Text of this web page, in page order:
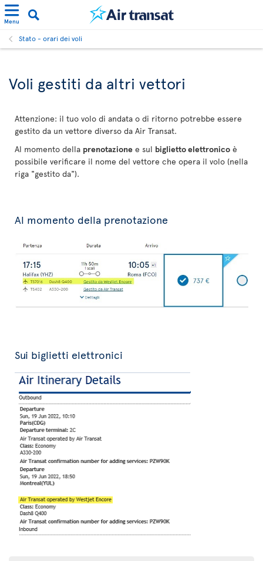
Menu
Stato - orari dei voli
Voli gestiti da altri vettori
Attenzione: il tuo volo di andata o di ritorno potrebbe essere
gestito da un vettore diverso da Air Transat.
Al momento della prenotazione e sul biglietto elettronico è
possibile verificare il nome del vettore che opera il volo (nella
riga "gestito da").
Al momento della prenotazione
Sui biglietti elettronici